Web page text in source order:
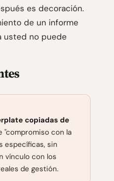
es decoración.
de un informe
usted no puede
copiadas de
"compromiso con la
específicas, sin
vínculo con los
de gestión.